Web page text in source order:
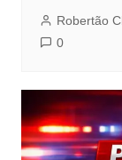
Robertão
0